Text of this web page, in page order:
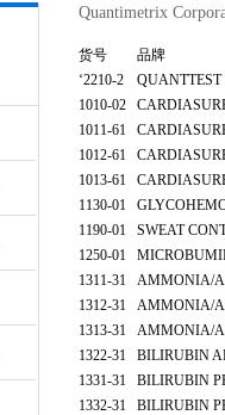
Quantimetrix
货号
品牌
‘2210-2
1010-02
1011-61
1012-61
1013-61
1130-01
1190-01
SWEAT
1250-01
1311-31
AMMONIA/
1312-31
AMMONIA/
1313-31
AMMONIA/
1322-31
BILIRUBIN
1331-31
BILIRUBIN
1332-31
BILIRUBIN